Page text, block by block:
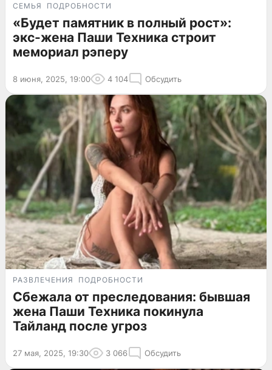
СЕМЬЯ ПОДРОБНОСТИ
«Будет памятник в полный рост»:
экс-жена Паши Техника строит
мемориал рэперу
8 июня, 2025, 19:00 4 104 Обсудить
РАЗВЛЕЧЕНИЯ ПОДРОБНОСТИ
Сбежала от преследования: бывшая
жена Паши Техника покинула
Тайланд после угроз
27 мая, 2025, 19:30 3 066 Обсудить